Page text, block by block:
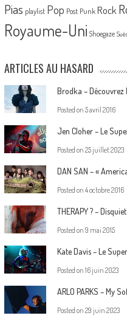
Pias playlist Pop Post Punk Rock
Royaume-Uni Shoegaze
ARTICLES AU HASARD
Brodka – Découvrez
Posted on 5 avril 2016
Jen Cloher – Le
Posted on 25 juillet 2023
DAN SAN – «
Posted on 4 octobre 2016
THERAPY ? –
Posted on 9 mai 2015
Kate Davis – Le
Posted on 16 juin 2023
ARLO PARKS – My
Posted on 29 juin 2023